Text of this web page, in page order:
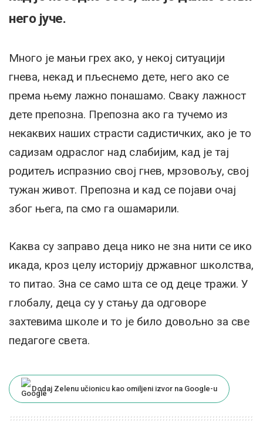
него јуче.
Много је мањи грех ако, у некој ситуацији
гнева, некад и пљеснемо дете, него ако се
према њему лажно понашамо. Сваку лажност
дете препозна. Препозна ако га тучемо из
некаквих наших страсти садистичких, ако је то
садизам одраслог над слабијим, кад је тај
родитељ испразнио свој гнев, мрзовољу, свој
тужан живот. Препозна и кад се појави очај
због њега, па смо га ошамарили.
Каква су заправо деца нико не зна нити се ико
икада, кроз целу историју државног школства,
то питао. Зна се само шта се од деце тражи. У
глобалу, деца су у стању да одговоре
захтевима школе и то је било довољно за све
педагоге света.
Dodaj Zelenu učionicu kao omiljeni izvor na Google-u